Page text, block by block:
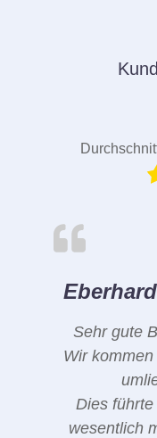
Sehr gute
Wir
Dies
wesentlich